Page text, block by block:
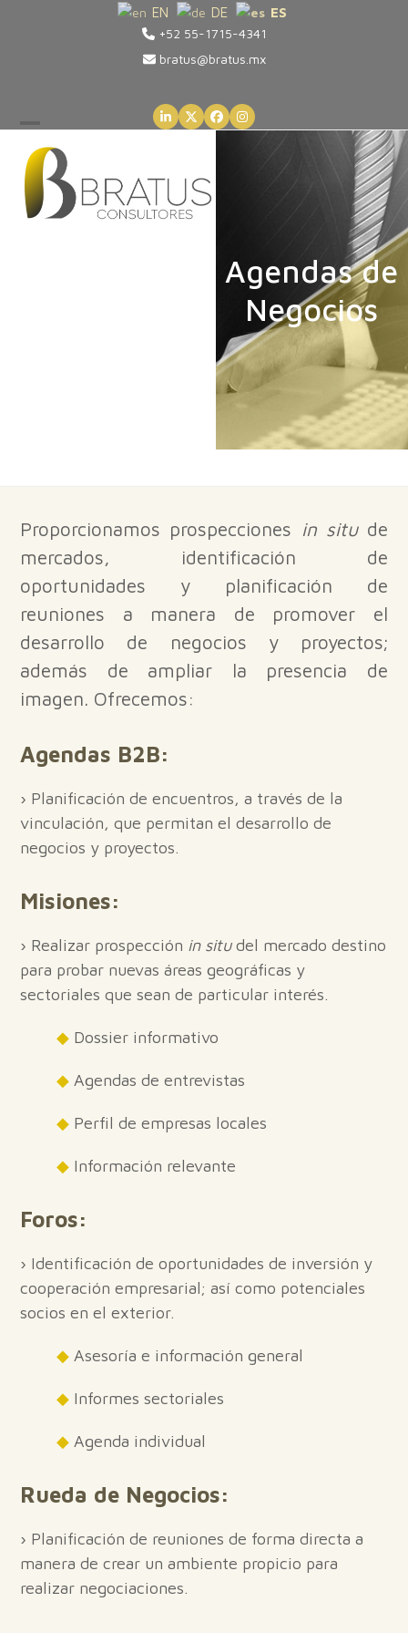
EN DE
ES
+52 55-1715-4341
bratus@bratus.mx
LinkedInTwitterFacebookInstagram
Open
mobile
menu
Close
mobile
menu
Agendas de
Negocios
Proporcionamos prospecciones in situde
mercados, identificación de
oportunidades y planificación de
reuniones a manera de promover el
desarrollo de negocios y proyectos;
además de ampliar la presencia de
imagen. Ofrecemos:
Agendas B2B:
› Planificación de encuentros, a través de la
vinculación, que permitan el desarrollo de
negocios y proyectos.
Misiones:
› Realizar prospección in situdel mercado destino
para probar nuevas áreas geográficas y
sectoriales que sean de particular interés.
◆ Dossier informativo
◆ Agendas de entrevistas
◆ Perfil de empresas locales
◆ Información relevante
Foros:
› Identificación de oportunidades de inversión y
cooperación empresarial; así como potenciales
socios en el exterior.
◆ Asesoría e información general
◆ Informes sectoriales
◆ Agenda individual
Rueda de Negocios:
› Planificación de reuniones de forma directa a
manera de crear un ambiente propicio para
realizar negociaciones.